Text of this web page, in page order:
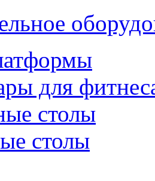
для
столы
столы